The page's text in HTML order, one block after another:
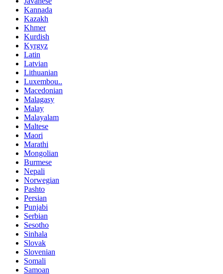
Kannada
Kazakh
Khmer
Kurdish
Kyrgyz
Latin
Latvian
Lithuanian
Luxembou..
Macedonian
Malagasy
Malay
Malayalam
Maltese
Maori
Marathi
Mongolian
Burmese
Nepali
Norwegian
Pashto
Persian
Punjabi
Serbian
Sesotho
Sinhala
Slovak
Slovenian
Somali
Samoan